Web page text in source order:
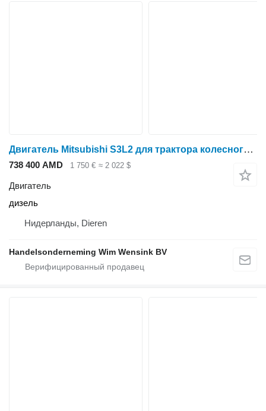
Двигатель Mitsubishi S3L2 для трактора колесного Mitsubishi MM30T
738 400 AMD 1 750 € ≈ 2 022 $
Двигатель
дизель
Нидерланды, Dieren
Handelsonderneming Wim Wensink BV